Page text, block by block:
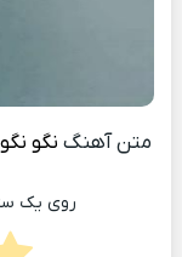
متن آهنگ نگو
روی یک